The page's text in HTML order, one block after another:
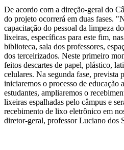
De acordo com a direção-geral do
do projeto ocorrerá em duas fases.
capacitação do pessoal da limpeza
lixeiras, específicas para este fim,
biblioteca, sala dos professores,
dos terceirizados. Neste primeiro
feitos descartes de papel, plástico,
celulares. Na segunda fase, prevista
iniciaremos o processo de educação
estudantes, ampliaremos o
lixeiras espalhadas pelo câmpus e
recebimento de lixo eletrônico em
diretor-geral, professor Luciano dos